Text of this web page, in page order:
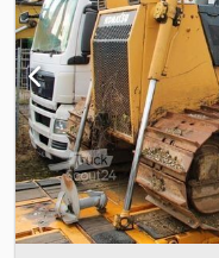
VON CIFA, SERMAC,
KOMATSU